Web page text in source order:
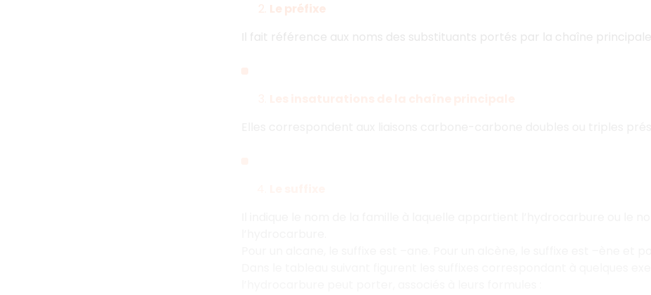
Le préfixe
Il fait référence aux noms des substituants portés par la chaîne principale.